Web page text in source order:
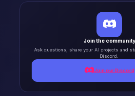
Join the community
Ask questions, share your AI projects and
Discord.
Join our Discord